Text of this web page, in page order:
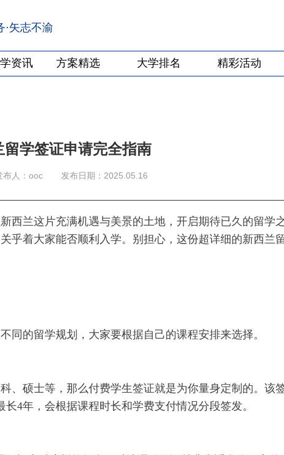
·矢志不渝
资讯 方案精选 大学排名 精彩活动
留学签证申请完全指南
布人：ooc 发布日期：2025.05.16
西兰这片充满机遇与美景的土地，开启期待已久的留学
乎着大家能否顺利入学。别担心，这份超详细的新西兰
同的留学规划，大家要根据自己的课程安排来选择。
、硕士等，那么付费学生签证就是为你量身定制的。该
4年，会根据课程时长和学费支付情况分段签发。